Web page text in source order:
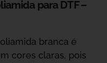
para DTF –
branca é
cores claras, pois